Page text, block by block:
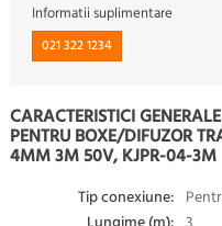
Informatii suplimentare
021 322 1234
CARACTERISTICI
PENTRU BOXE/DIFUZOR
4MM 3M 50V, KJPR-04-3M
Tip conexiune: